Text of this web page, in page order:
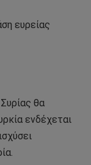
ευρείας
θα
ενδέχεται